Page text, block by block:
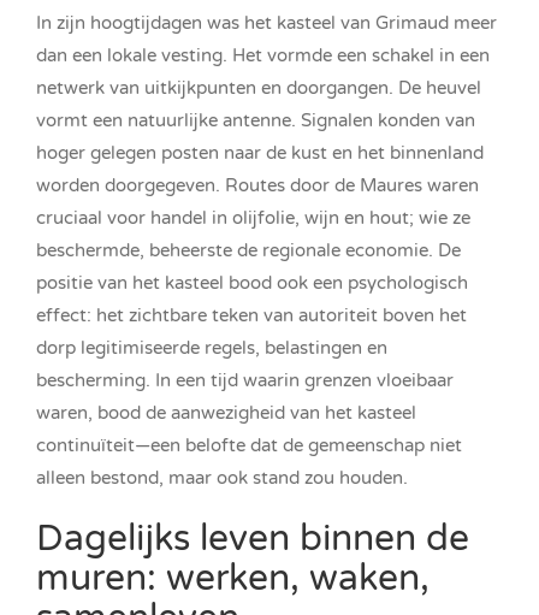
In zijn hoogtijdagen was het kasteel van Grimaud meer
dan een lokale vesting. Het vormde een schakel in een
netwerk van uitkijkpunten en doorgangen. De heuvel
vormt een natuurlijke antenne. Signalen konden van
hoger gelegen posten naar de kust en het binnenland
worden doorgegeven. Routes door de Maures waren
cruciaal voor handel in olijfolie, wijn en hout; wie ze
beschermde, beheerste de regionale economie. De
positie van het kasteel bood ook een psychologisch
effect: het zichtbare teken van autoriteit boven het
dorp legitimiseerde regels, belastingen en
bescherming. In een tijd waarin grenzen vloeibaar
waren, bood de aanwezigheid van het kasteel
continuïteit—een belofte dat de gemeenschap niet
alleen bestond, maar ook stand zou houden.
Dagelijks leven binnen de
muren: werken, waken,